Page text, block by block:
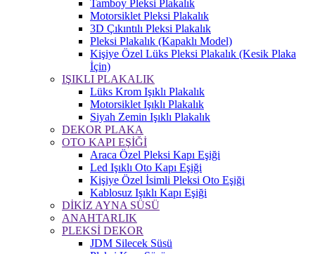
Tamboy Pleksi Plakalık
Motorsiklet Pleksi Plakalık
3D Çıkıntılı Pleksi Plakalık
Pleksi Plakalık (Kapaklı Model)
Kişiye Özel Lüks Pleksi Plakalık (Kesik Plaka
İçin)
IŞIKLI PLAKALIK
Lüks Krom Işıklı Plakalık
Motorsiklet Işıklı Plakalık
Siyah Zemin Işıklı Plakalık
DEKOR PLAKA
OTO KAPI EŞİĞİ
Araca Özel Pleksi Kapı Eşiği
Led Işıklı Oto Kapı Eşiği
Kişiye Özel İsimli Pleksi Oto Eşiği
Kablosuz Işıklı Kapı Eşiği
DİKİZ AYNA SÜSÜ
ANAHTARLIK
PLEKSİ DEKOR
JDM Silecek Süsü